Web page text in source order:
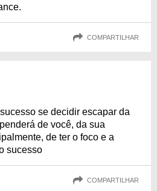
COMPARTILHAR
se decidir escapar da
de você, da sua
de ter o foco e a
sucesso
COMPARTILHAR